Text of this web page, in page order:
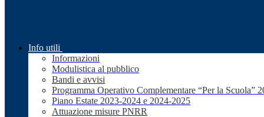
Info utili
Informazioni
Modulistica al pubblico
Bandi e avvisi
Programma Operativo Complementare “Per la Scuola”
Piano Estate 2023-2024 e 2024-2025
Attuazione misure PNRR